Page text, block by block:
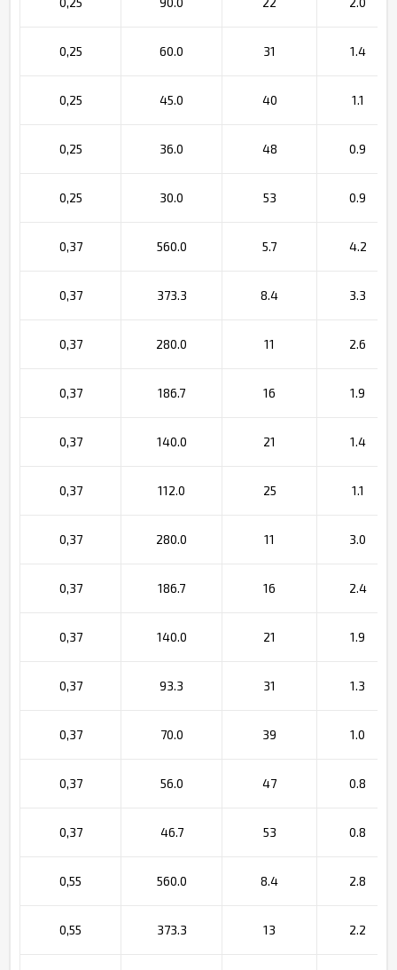
0,25 60.0 31 1.4
0,25 45.0 40 1.1
0,25 36.0 48 0.9
0,25 30.0 53 0.9
0,37 560.0 5.7 4.2
0,37 373.3 8.4 3.3
0,37 280.0 11 2.6
0,37 186.7 16 1.9
0,37 140.0 21 1.4
0,37 112.0 25 1.1
0,37 280.0 11 3.0
0,37 186.7 16 2.4
0,37 140.0 21 1.9
0,37 93.3 31 1.3
0,37 70.0 39 1.0
0,37 56.0 47 0.8
0,37 46.7 53 0.8
0,55 560.0 8.4 2.8
0,55 373.3 13 2.2